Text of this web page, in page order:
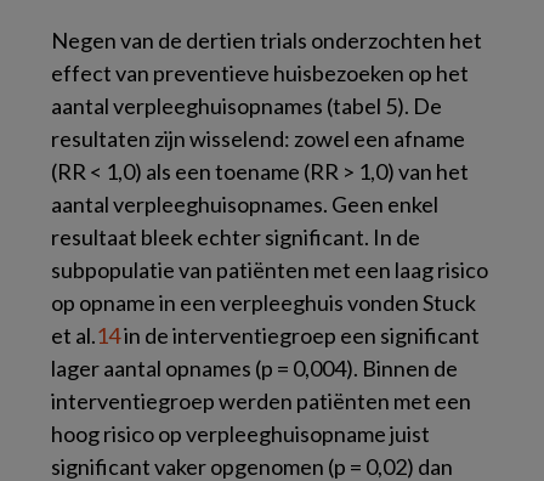
Negen van de dertien trials onderzochten het
effect van preventieve huisbezoeken op het
aantal verpleeghuisopnames (tabel 5). De
resultaten zijn wisselend: zowel een afname
(RR < 1,0) als een toename (RR > 1,0) van het
aantal verpleeghuisopnames. Geen enkel
resultaat bleek echter significant. In de
subpopulatie van patiënten met een laag risico
op opname in een verpleeghuis vonden Stuck
et al.14in de interventiegroep een significant
lager aantal opnames (p = 0,004). Binnen de
interventiegroep werden patiënten met een
hoog risico op verpleeghuisopname juist
significant vaker opgenomen (p = 0,02) dan